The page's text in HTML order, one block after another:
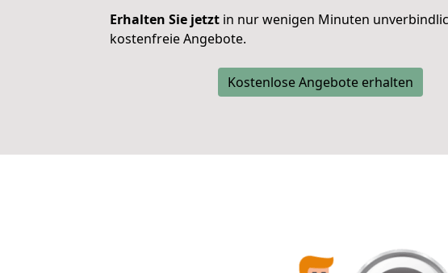
Erhalten Sie jetzt in nur wenigen Minuten
kostenfreie Angebote.
Kostenlose Angebote erhalten